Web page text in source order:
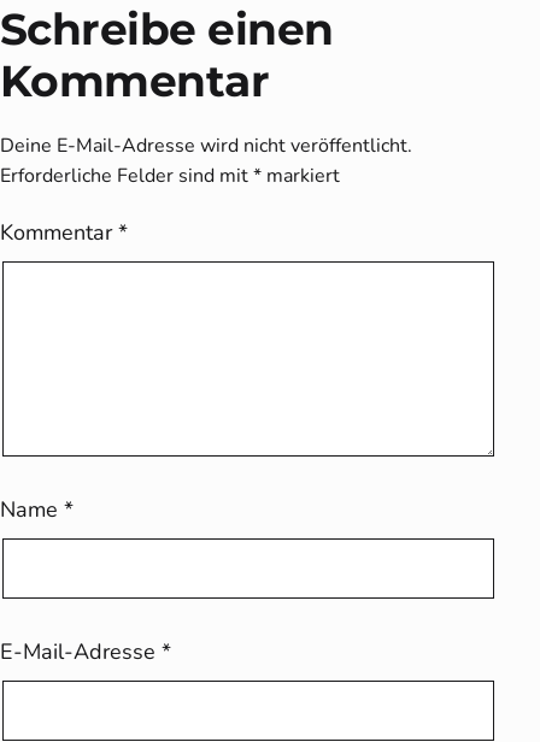
Schreibe einen
Kommentar
Deine E-Mail-Adresse wird nicht veröffentlicht.
Erforderliche Felder sind mit* markiert
Kommentar*
Name *
E-Mail-Adresse *